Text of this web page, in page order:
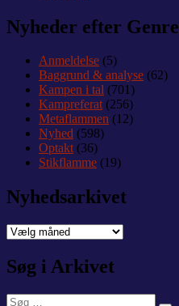
Nyheder efter Genre
Anmeldelse (5)
Baggrund & analyse (62)
Kampen i tal (701)
Kampreferat(256)
Metaflammen (12)
Nyhed (598)
Optakt(36)
Stikflamme (19)
Nyhedsarkivet
Nyhedsarkivet
Søg i Arkivet
Søg